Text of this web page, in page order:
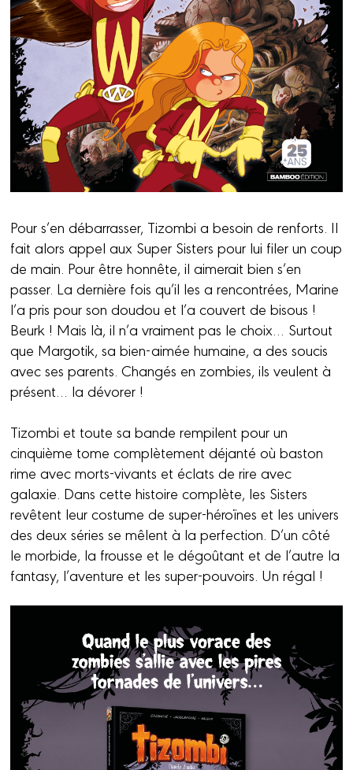
Pour s’en débarrasser, Tizombi a besoin de renforts. Il
fait alors appel aux Super Sisters pour lui filer un coup
de main. Pour être honnête, il aimerait bien s’en
passer. La dernière fois qu’il les a rencontrées, Marine
l’a pris pour son doudou et l’a couvert de bisous !
Beurk ! Mais là, il n’a vraiment pas le choix… Surtout
que Margotik, sa bien-aimée humaine, a des soucis
avec ses parents. Changés en zombies, ils veulent à
présent… la dévorer !
Tizombi et toute sa bande rempilent pour un
cinquième tome complètement déjanté où baston
rime avec morts-vivants et éclats de rire avec
galaxie. Dans cette histoire complète, les Sisters
revêtent leur costume de super-héroïnes et les univers
des deux séries se mêlent à la perfection. D’un côté
le morbide, la frousse et le dégoûtant et de l’autre la
fantasy, l’aventure et les super-pouvoirs. Un régal !